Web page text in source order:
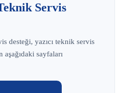
Servis
desteği, yazıcı teknik servis
sayfaları